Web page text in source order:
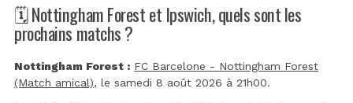
🗓️ Nottingham Forest et Ipswich, quels sont les
prochains matchs ?
Nottingham Forest : FC Barcelone - Nottingham Forest
(Match amical), le samedi 8 août 2026 à 21h00.